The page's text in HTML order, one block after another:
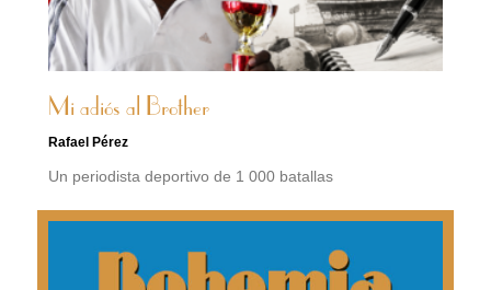
Mi adiós al Brother
Rafael Pérez
Un periodista deportivo de 1 000 batallas